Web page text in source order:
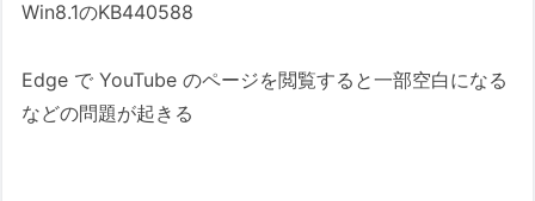
Win8.1のKB440588
Edge で YouTube のページを閲覧すると一部空白になる
などの問題が起きる